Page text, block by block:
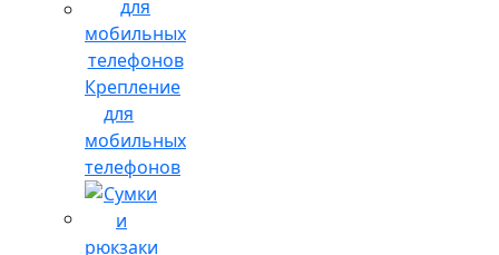
Крепление
для
мобильных
телефонов